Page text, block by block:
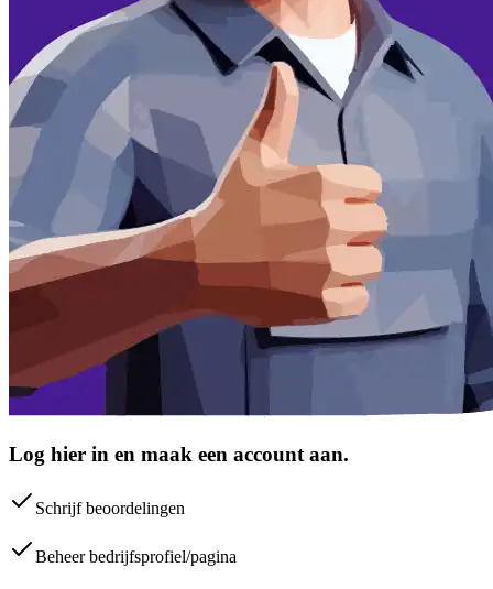
Log hier in en maak een account aan.
Schrijf beoordelingen
Beheer bedrijfsprofiel/pagina